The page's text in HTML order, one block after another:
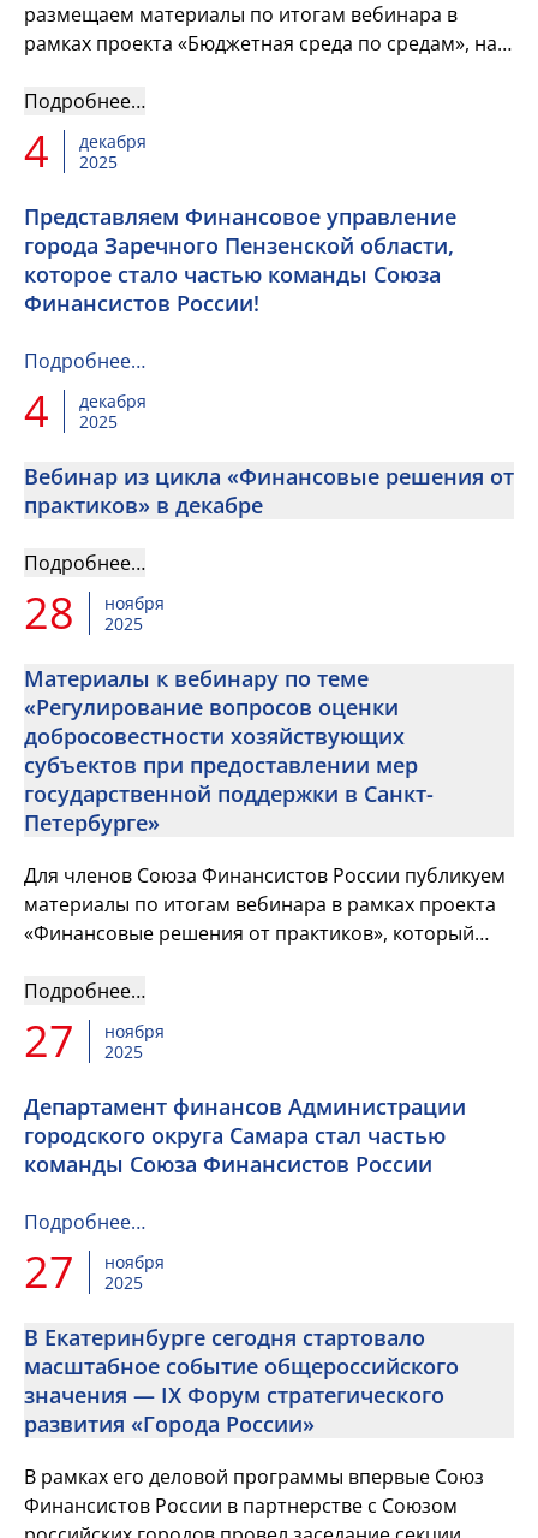
размещаем материалы по итогам вебинара в
рамках проекта «Бюджетная среда по средам», на
финансов Российской Федерации Кадочник...
Подробнее…
4
декабря
2025
Представляем Финансовое управление
города Заречного Пензенской области,
которое стало частью команды Союза
Финансистов России!
Подробнее…
4
декабря
2025
Вебинар из цикла «Финансовые решения от
практиков» в декабре
Подробнее…
28
ноября
2025
Материалы к вебинару по теме
«Регулирование вопросов оценки
добросовестности хозяйствующих
субъектов при предоставлении мер
государственной поддержки в Санкт-
Петербурге»
Для членов Союза Финансистов России публикуем
материалы по итогам вебинара в рамках проекта
«Финансовые решения от практиков», который
Подробнее…
27
ноября
2025
Департамент финансов Администрации
городского округа Самара стал частью
команды Союза Финансистов России
Подробнее…
27
ноября
2025
В Екатеринбурге сегодня стартовало
масштабное событие общероссийского
значения — IX Форум стратегического
развития «Города России»
В рамках его деловой программы впервые Союз
Финансистов России в партнерстве с Союзом